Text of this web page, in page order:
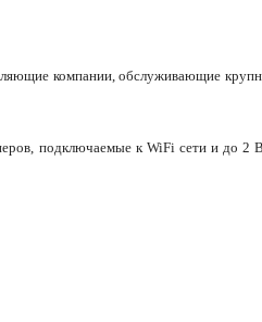
компании, обслуживающие
подключаемые к WiFi сети и до